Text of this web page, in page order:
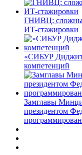
ГНИВЦ:
ИТ‑стажировки
«СИБУР
компетенций
Замглавы
президентом